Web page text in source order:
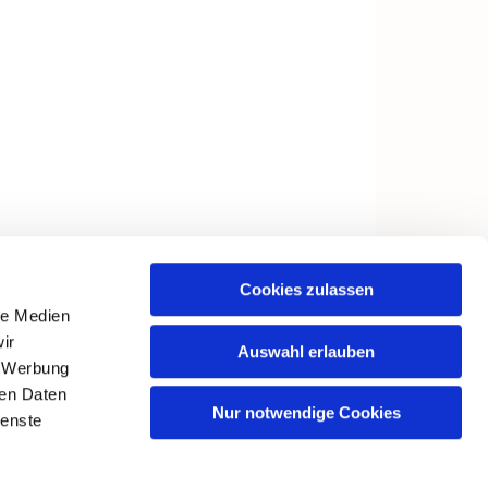
Medien
Daten
Cookies zulassen
Auswahl erlauben
Nur notwendige Cookies